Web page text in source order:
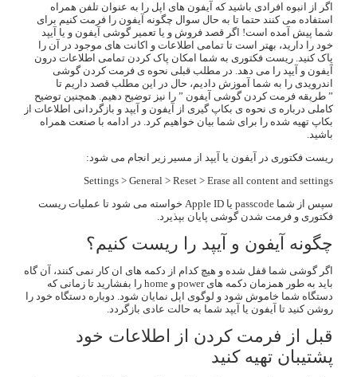
اگر از انبوه افرادی باشید که آیفون های اپل را به عنوان تلفن همراه
استفاده می کنند حتما تا به حال سوال چگونه آیفون را فرمت کنیم برای
شما پیش آمده است! اگر قصد فروش و یا تعمیر گوشی آیفون و یا آیپد
خود را دارید، بهتر است تا تمامی اطلاعات و اکانت های موجود در آن را
پاک کنید. ریست فکتوری به شما امکان پاک کردن تمامی اطلاعات درون
آیفون و آیپد را می دهد. در مطلب قبلی نحوه ی فرمت کردن گوشی
اندرویدی را به شما آموزش دادیم، حال در این مطلب قصد داریم تا
” طریقه فرمت کردن گوشی آیفون ” را نیز توضیح دهیم. همچنین توضیح
کاملی درباره ی نحوه ی بکاپ گیری از آیفون و آیپد و بازگردانی اطلاعات از
بکاپ تهیه شده را برای شما بیان خواهیم کرد. در ادامه با صنعت همراه
باشید.
ریست فکتوری در آیفون یا آیپد از مسیر زیر انجام می شود:
Settings > General > Reset > Erase all content and settings
سپس از شما passcode
یا Apple ID خواسته می شود تا عملیات ریست
فکتوری و فرمت شدن گوشی پایان بپذیرد.
چگونه آیفون و آیپد را ریست کنیم؟
اگر گوشی شما قفل شده و هیچ کدام از دکمه های ان کار نمی کنند، آن گاه
باید به طور همزمان دکمه های power و home را بفشارید تا زمانی که
دستگاه شما خاموش شود و لوگوی اپل نمایان شود. دوباره دستگاه خود را
روشن کنید تا آیفون یا آیپد شما به حالت عادی بازگردد.
قبل از فرمت کردن از اطلاعات خود
پشتیبان تهیه کنید